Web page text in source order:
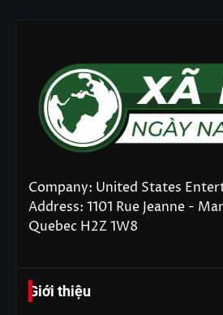
Company: United States
Address: 1101 Rue Jeanne -
Quebec H2Z 1W8
Giới thiệu